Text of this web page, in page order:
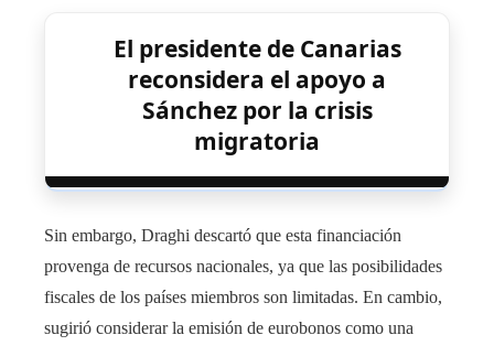
El presidente de Canarias
reconsidera el apoyo a
Sánchez por la crisis
migratoria
Sin embargo, Draghi descartó que esta financiación
provenga de recursos nacionales, ya que las posibilidades
fiscales de los países miembros son limitadas. En cambio,
sugirió considerar la emisión de eurobonos como una